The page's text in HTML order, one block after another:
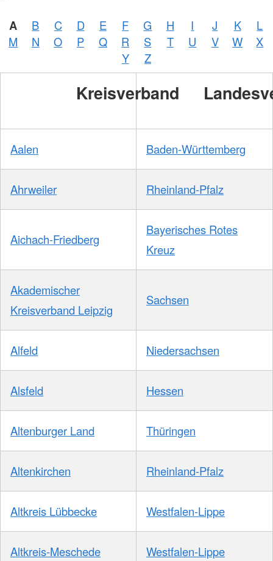
A B C D E F G H I J K
L
M
N O P Q R S T U V W
X
Y
Z
Kreisverband
Aalen Baden-Württemberg
Ahrweiler Rheinland-Pfalz
Aichach-Friedberg
Bayerisches Rotes
Kreuz
Akademischer
Kreisverband Leipzig
Sachsen
Alfeld Niedersachsen
Alsfeld Hessen
Altenburger Land Thüringen
Altenkirchen Rheinland-Pfalz
Altkreis Lübbecke Westfalen-Lippe
Altkreis-Meschede Westfalen-Lippe